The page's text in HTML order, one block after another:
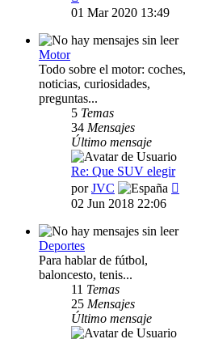
último
01 Mar 2020 13:49
Motor
Todo sobre el motor: coches,
noticias, curiosidades,
preguntas...
5 Temas
34 Mensajes
Último mensaje
Re: Que SUV elegir
porJVC
02 Jun 2018 22:06
Deportes
Para hablar de fútbol,
baloncesto, tenis...
11 Temas
25 Mensajes
Último mensaje